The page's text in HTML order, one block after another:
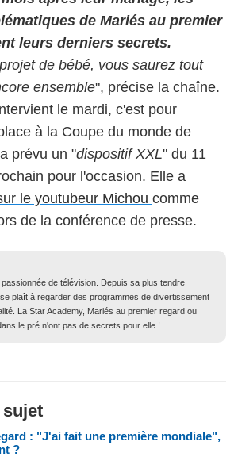
de Mariés au premier
leurs derniers secrets.
de bébé, vous saurez tout
ensemble", précise la chaîne.
le mardi, c'est pour
à la Coupe du monde de
prévu un "dispositif XXL" du 11
pour l'occasion. Elle a
le youtubeur Michou comme
de la conférence de presse.
de télévision. Depuis sa plus tendre
plaît à regarder des programmes de divertissement
La Star Academy, Mariés au premier regard ou
le pré n'ont pas de secrets pour elle !
: "J'ai fait une première mondiale",
?